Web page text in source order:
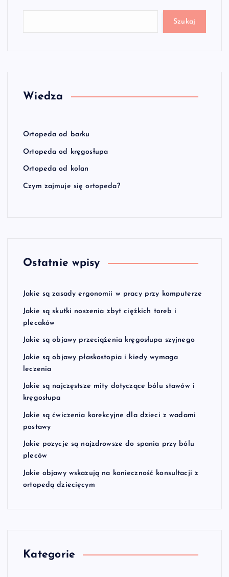
Szukaj
Wiedza
Ortopeda od barku
Ortopeda od kręgosłupa
Ortopeda od kolan
Czym zajmuje się ortopeda?
Ostatnie wpisy
Jakie są zasady ergonomii w pracy przy komputerze
Jakie są skutki noszenia zbyt ciężkich toreb i
plecaków
Jakie są objawy przeciążenia kręgosłupa szyjnego
Jakie są objawy płaskostopia i kiedy wymaga
leczenia
Jakie są najczęstsze mity dotyczące bólu stawów i
kręgosłupa
Jakie są ćwiczenia korekcyjne dla dzieci z wadami
postawy
Jakie pozycje są najzdrowsze do spania przy bólu
pleców
Jakie objawy wskazują na konieczność konsultacji z
ortopedą dziecięcym
Kategorie